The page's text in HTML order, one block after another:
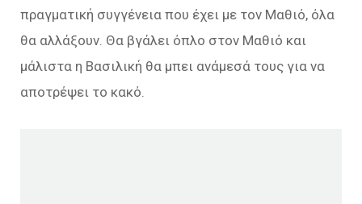
πραγματική συγγένεια που έχει με τον Μαθιό, όλα
θα αλλάξουν. Θα βγάλει όπλο στον Μαθιό και
μάλιστα η Βασιλική θα μπει ανάμεσά τους για να
αποτρέψει το κακό.